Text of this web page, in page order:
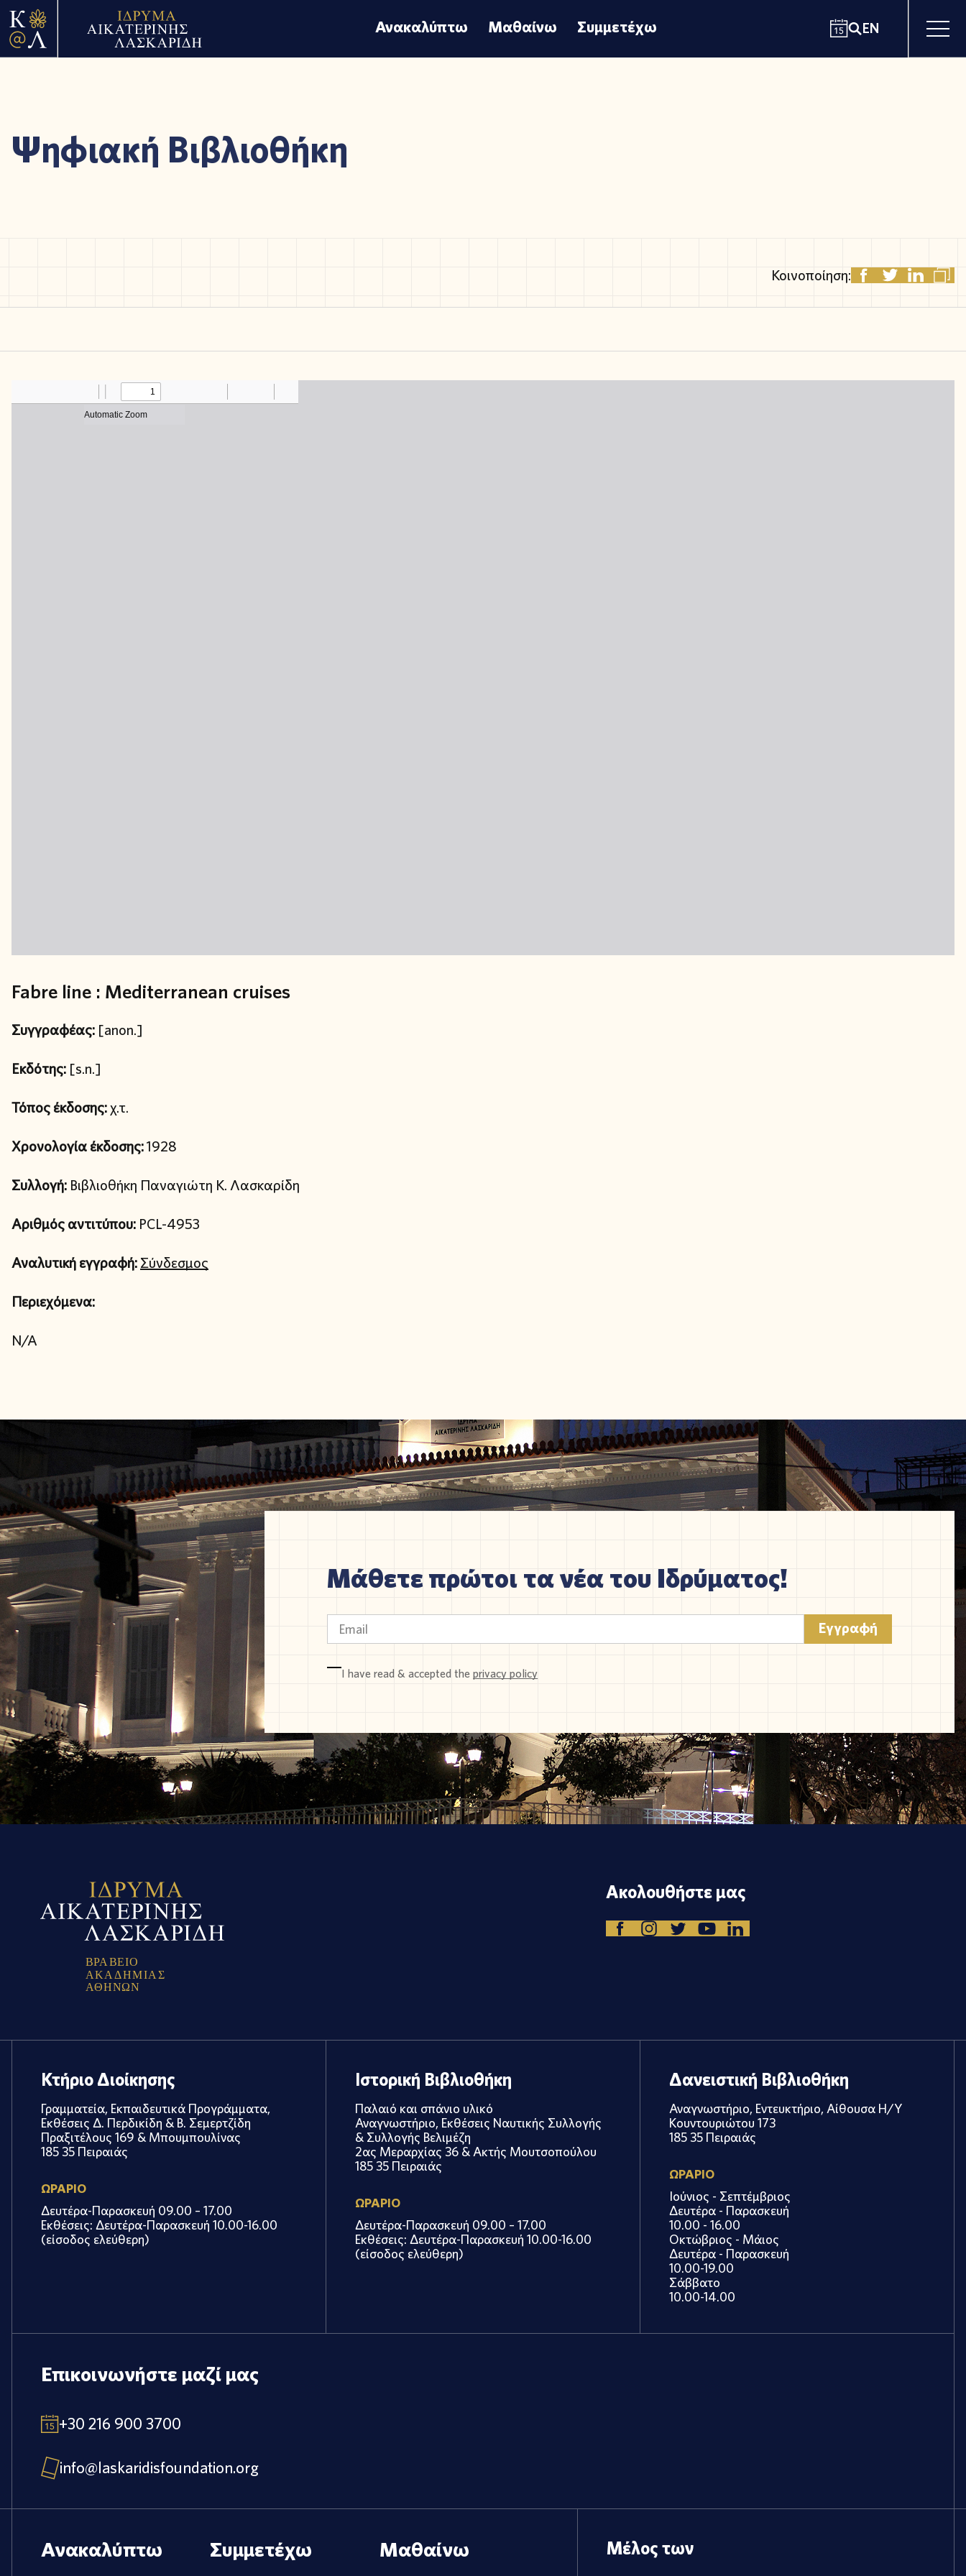
Ανακαλύπτω Μαθαίνω Συμμετέχω EN
Ψηφιακή Βιβλιοθήκη
Κοινοποίηση:
Fabre line : Mediterranean cruises
Συγγραφέας: [anon.]
Εκδότης: [s.n.]
Τόπος έκδοσης:χ.τ.
Χρονολογία έκδοσης:1928
Συλλογή: Βιβλιοθήκη Παναγιώτη Κ. Λασκαρίδη
Αριθμός αντιτύπου: PCL-4953
Αναλυτική εγγραφή:Σύνδεσμος
Περιεχόμενα:
N/A
Μάθετε πρώτοι τα νέα του Ιδρύματος!
I have read & accepted theprivacy policy
ΒΡΑ ΒΕΙΟ
ΑΚΑ ΔΗΜΙΑ Σ
ΑΘΗΝΩΝ
Ακολουθήστε μας
Κτήριο Διοίκησης
Γραμματεία, Εκπαιδευτικά Προγράμματα,
Εκθέσεις Δ. Περδικίδη & Β. Σεμερτζίδη
Πραξιτέλους 169 & Μπουμπουλίνας
185 35 Πειραιάς
ΩΡΑΡΙΟ
Δευτέρα-Παρασκευή 09.00 – 17.00
Εκθέσεις: Δευτέρα-Παρασκευή 10.00-16.00
(είσοδος ελεύθερη)
Ιστορική Βιβλιοθήκη
Παλαιό και σπάνιο υλικό
Αναγνωστήριο, Εκθέσεις Ναυτικής Συλλογής
& Συλλογής Βελιμέζη
2ας Μεραρχίας 36 & Ακτής Μουτσοπούλου
185 35 Πειραιάς
ΩΡΑΡΙΟ
Δευτέρα-Παρασκευή 09.00 – 17.00
Εκθέσεις: Δευτέρα-Παρασκευή 10.00-16.00
(είσοδος ελεύθερη)
Δανειστική Βιβλιοθήκη
Αναγνωστήριο, Εντευκτήριο, Αίθουσα Η/Υ
Κουντουριώτου 173
185 35 Πειραιάς
ΩΡΑΡΙΟ
Ιούνιος - Σεπτέμβριος
Δευτέρα - Παρασκευή
10.00 - 16.00
Οκτώβριος - Μάιος
Δευτέρα - Παρασκευή
10.00-19.00
Σάββατο
10.00-14.00
Επικοινωνήστε μαζί μας
+30 216 900 3700
info@laskaridisfoundation.org
Ανακαλύπτω Συμμετέχω Μαθαίνω Μέλος των